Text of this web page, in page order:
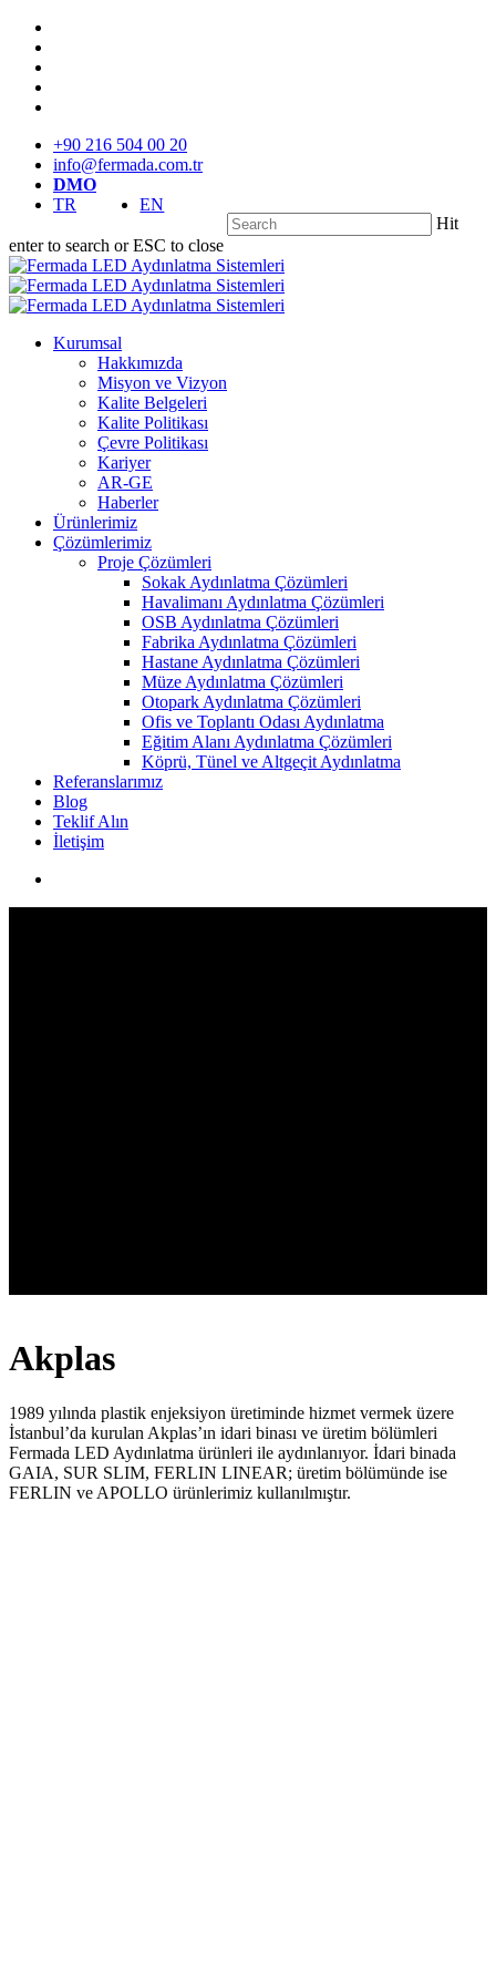
Skip
main
content
+90 216 504 00 20
info@fermada.com.tr
DMO
TR
EN
Hit
enter to search or ESC to close
Close
Search
search
Menu
Kurumsal
Hakkımızda
Misyon ve Vizyon
Kalite Belgeleri
Kalite Politikası
Çevre Politikası
Kariyer
AR-GE
Haberler
Ürünlerimiz
Çözümlerimiz
Proje Çözümleri
Sokak Aydınlatma Çözümleri
Havalimanı Aydınlatma Çözümleri
OSB Aydınlatma Çözümleri
Fabrika Aydınlatma Çözümleri
Hastane Aydınlatma Çözümleri
Müze Aydınlatma Çözümleri
Otopark Aydınlatma Çözümleri
Ofis ve Toplantı Odası Aydınlatma
Eğitim Alanı Aydınlatma Çözümleri
Köprü, Tünel ve Altgeçit Aydınlatma
Referanslarımız
Blog
Teklif Alın
İletişim
Akplas
1989 yılında plastik enjeksiyon üretiminde hizmet vermek üzere
İstanbul’da kurulan Akplas’ın idari binası ve üretim bölümleri
Fermada LED Aydınlatma ürünleri ile aydınlanıyor. İdari binada
GAIA, SUR SLIM, FERLIN LINEAR; üretim bölümünde ise
FERLIN ve APOLLO ürünlerimiz kullanılmıştır.